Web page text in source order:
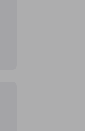
clients/